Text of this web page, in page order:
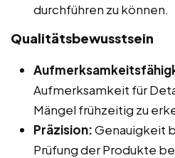
durchführen zu können.
Qualitätsbewusstsein
Aufmerksamkeit für
Mängel frühzeitig zu
Präzision:Genauigkeit
Prüfung der Produkte